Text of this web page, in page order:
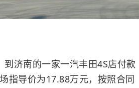
济南的一家一汽丰田4S店付款
指导价为17.88万元，按照合同